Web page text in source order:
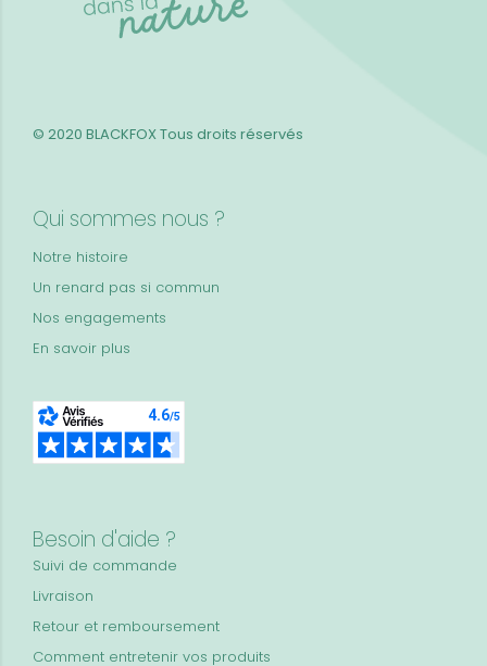
Qui sommes nous ?
Notre histoire
Un renard pas si commun
Nos engagements
En savoir plus
Besoin d'aide ?
Suivi de commande
Livraison
Retour et remboursement
Comment entretenir vos produits
© 2020 BLACKFOXTous droits réservés